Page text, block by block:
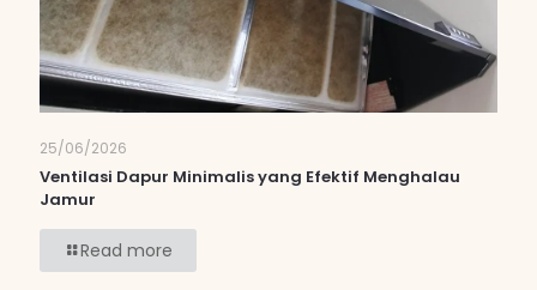
25/06/2026
Ventilasi Dapur Minimalis yang Efektif Menghalau
Jamur
Read more